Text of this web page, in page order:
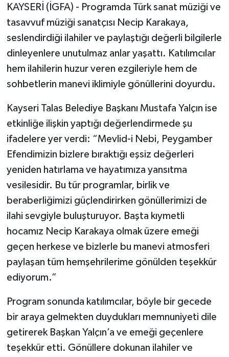
KAYSERİ (İGFA) - Programda Türk sanat müziği ve
tasavvuf müziği sanatçısı Necip Karakaya,
seslendirdiği ilahiler ve paylaştığı değerli bilgilerle
dinleyenlere unutulmaz anlar yaşattı. Katılımcılar
hem ilahilerin huzur veren ezgileriyle hem de
sohbetlerin manevi iklimiyle gönüllerini doyurdu.
Kayseri Talas Belediye Başkanı Mustafa Yalçın ise
etkinliğe ilişkin yaptığı değerlendirmede şu
ifadelere yer verdi: “Mevlid-i Nebi, Peygamber
Efendimizin bizlere bıraktığı eşsiz değerleri
yeniden hatırlama ve hayatımıza yansıtma
vesilesidir. Bu tür programlar, birlik ve
beraberliğimizi güçlendirirken gönüllerimizi de
ilahi sevgiyle buluşturuyor. Başta kıymetli
hocamız Necip Karakaya olmak üzere emeği
geçen herkese ve bizlerle bu manevi atmosferi
paylaşan tüm hemşehrilerime gönülden teşekkür
ediyorum.”
Program sonunda katılımcılar, böyle bir gecede
bir araya gelmekten duydukları memnuniyeti dile
getirerek Başkan Yalçın’a ve emeği geçenlere
teşekkür etti. Gönüllere dokunan ilahiler ve